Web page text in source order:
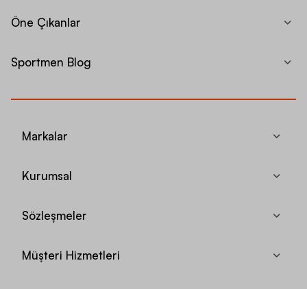
Öne Çıkanlar
Sportmen Blog
Markalar
Kurumsal
Sözleşmeler
Müşteri Hizmetleri